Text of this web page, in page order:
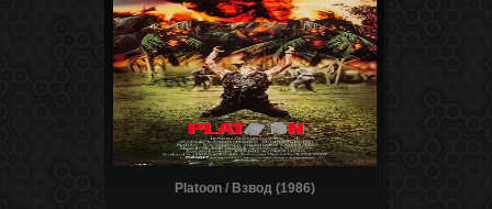
Platoon / Взвод (1986)